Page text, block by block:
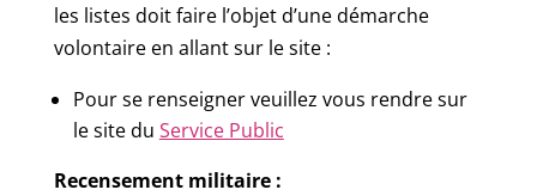
les listes doit faire l’objet d’une démarche
volontaire en allant sur le site :
Pour se renseigner veuillez vous rendre sur
le site du Service Public
Recensement militaire :